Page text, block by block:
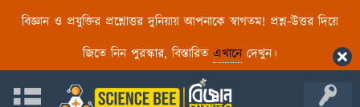
বিজ্ঞান ও প্রযুক্তির প্রশ্নোত্তর দুনিয়ায় আপনাকে স্বাগতম! প্রশ্ন-উত্তর দিয়ে
জিতে নিন পুরস্কার, বিস্তারিত এখানেদেখুন।